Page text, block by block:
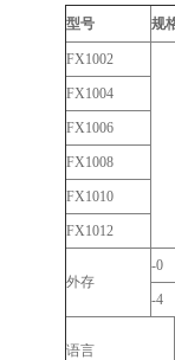
型号 规
FX1002
FX1004
FX1006
FX1008
FX1010
FX1012
外存
-0
-4
语言